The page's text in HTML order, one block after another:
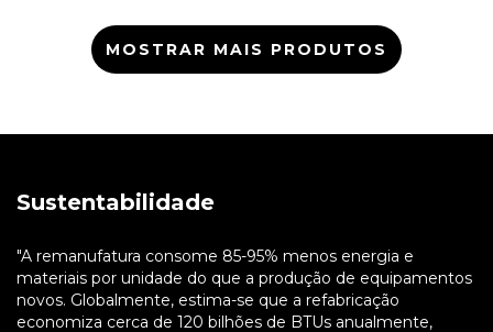
MOSTRAR MAIS PRODUTOS
Sustentabilidade
"A remanufatura consome 85-95% menos energia e
materiais por unidade do que a produção de equipamentos
novos. Globalmente, estima-se que a refabricação
economiza cerca de 120 bilhões de BTUs anualmente,